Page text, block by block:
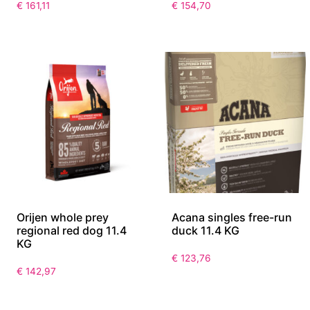
€ 161,11 € 154,70
Orijen whole prey
regional red dog 11.4
KG
€ 142,97
Acana singles free-run
duck 11.4 KG
€ 123,76